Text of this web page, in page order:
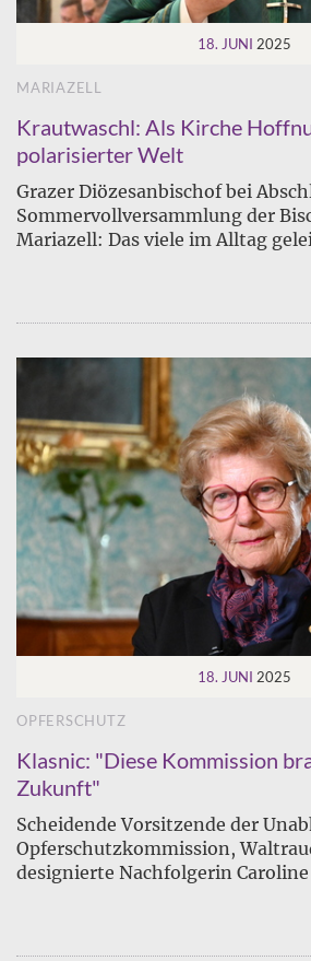
18. JUNI 2025
MARIAZELL
Krautwaschl: Als Kirche
polarisierter Welt
Grazer Diözesanbischof bei
Sommervollversammlung der
Mariazell: Das viele im Alltag
18. JUNI 2025
OPFERSCHUTZ
Klasnic: "Diese Kommission
Zukunft"
Scheidende Vorsitzende der
Opferschutzkommission,
designierte Nachfolgerin